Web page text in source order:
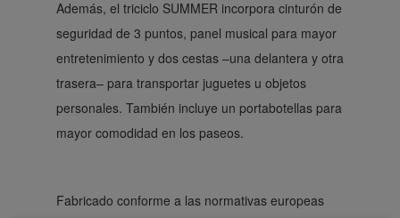
Además, el triciclo SUMMER incorpora cinturón de
seguridad de 3 puntos, panel musical para mayor
entretenimiento y dos cestas –una delantera y otra
trasera– para transportar juguetes u objetos
personales. También incluye un portabotellas para
mayor comodidad en los paseos.
Fabricado conforme a las normativas europeas